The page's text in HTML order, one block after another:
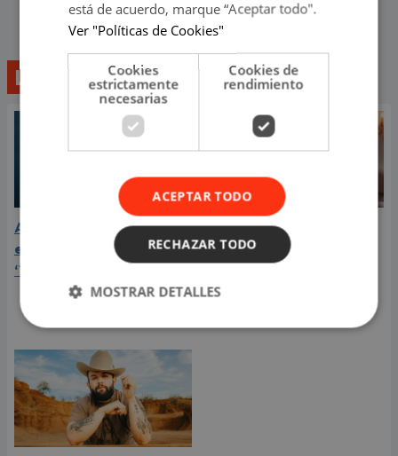
Lo último
Aria Vega conquista con
el lanzamiento de
‘Tototo (+4)’
¿Greeicy está
embarazada de su
compartió revelador
está de acuerdo, marque “Aceptar todo".
Ver "Políticas de Cookies"
Cookies
estrictamente
necesarias
Cookies de
rendimiento
ACEPTAR TODO
RECHAZAR TODO
MOSTRAR DETALLES